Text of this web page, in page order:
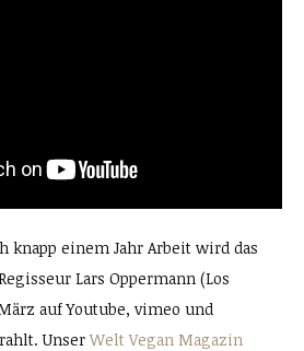
knapp einem Jahr Arbeit wird das
Lars Oppermann (Los
auf Youtube, vimeo und
UnserWelt Vegan Magazin